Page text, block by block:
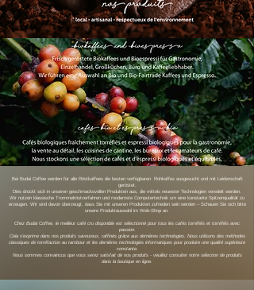
1
0
0
G
r
a
m
m
Bei Budai Coffee werden für alle Röstkaffees die besten verfügbaren Rohkaffes ausgesucht und mit Leidenschaft
geröstet.
Dies drückt sich in unseren geschmacksvollen Produkten aus, die mittels neuester Technologien veredelt werden.
Wir nutzen klassische Trommelröstverfahren und modernste Computertechnik um eine konstante Spitzenqualität zu
erzeugen. Wir sind davon überzeugt, dass Sie mit unseren Produkten zufrieden sein werden–Schauen Sie sich bitte
unsere Produktauswahl im Web-Shop an.
Chez Budai Coffee, le meilleur café cru disponible est sélectionné pour tous les cafés torréfiés et torréfiés avec
passion.
Cela s'exprime dans nos produits savoureux, raffinés grâce aux dernières technologies. Nous utilisons des méthodes
classiques de torréfaction au tambour et les dernières technologies informatiques pour produire une qualité supérieure
constante.
Nous sommes convaincus que vous serez satisfait de nos produits - veuillez consulter notre sélection de produits
dans la boutique en ligne.